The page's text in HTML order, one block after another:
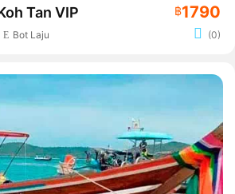
Tan VIP ฿1790
Bot Laju (0)